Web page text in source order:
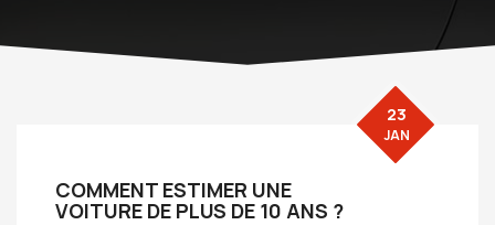
COMMENT ESTIMER UNE
VOITURE DE PLUS DE 10 ANS ?
23
JAN